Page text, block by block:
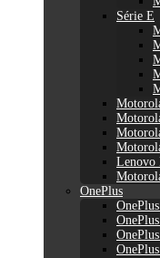
Série E
Lenovo
OnePlus